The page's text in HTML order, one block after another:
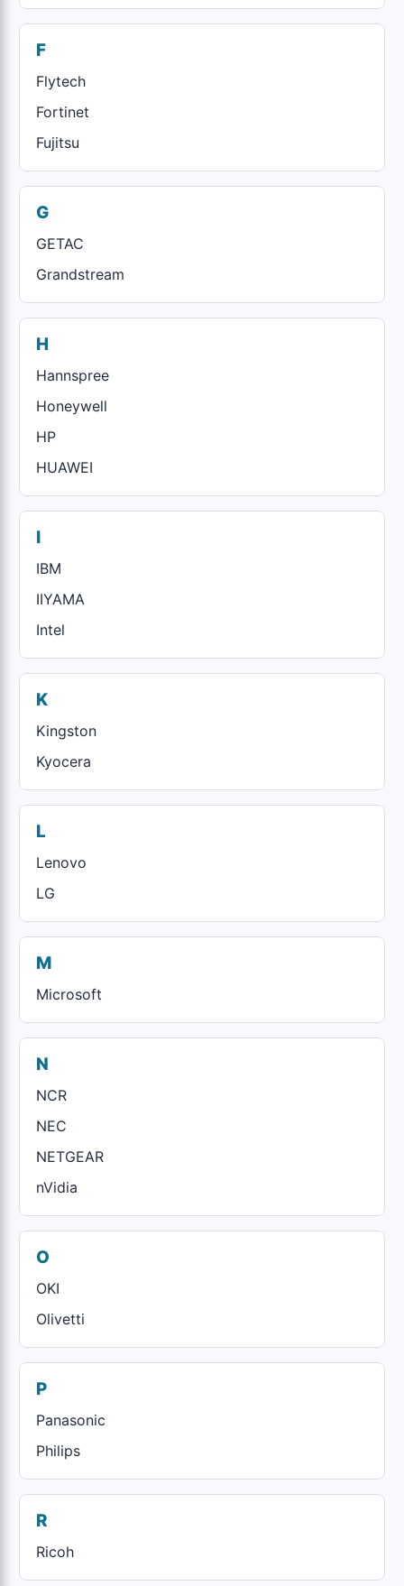
F
Flytech
Fortinet
Fujitsu
G
GETAC
Grandstream
H
Hannspree
Honeywell
HP
HUAWEI
I
IBM
IIYAMA
Intel
K
Kingston
Kyocera
L
Lenovo
LG
M
Microsoft
N
NCR
NEC
NETGEAR
nVidia
O
OKI
Olivetti
P
Panasonic
Philips
R
Ricoh